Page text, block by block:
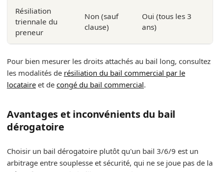
Résiliation
triennale du
preneur
Non (sauf
clause)
Oui (tous les 3
ans)
Pour bien mesurer les droits attachés au bail long, consultez
les modalités de résiliation du bail commercial par le
locataire et de congé du bail commercial.
Avantages et inconvénients du bail
dérogatoire
Choisir un bail dérogatoire plutôt qu'un bail 3/6/9 est un
arbitrage entre souplesse et sécurité, qui ne se joue pas de la